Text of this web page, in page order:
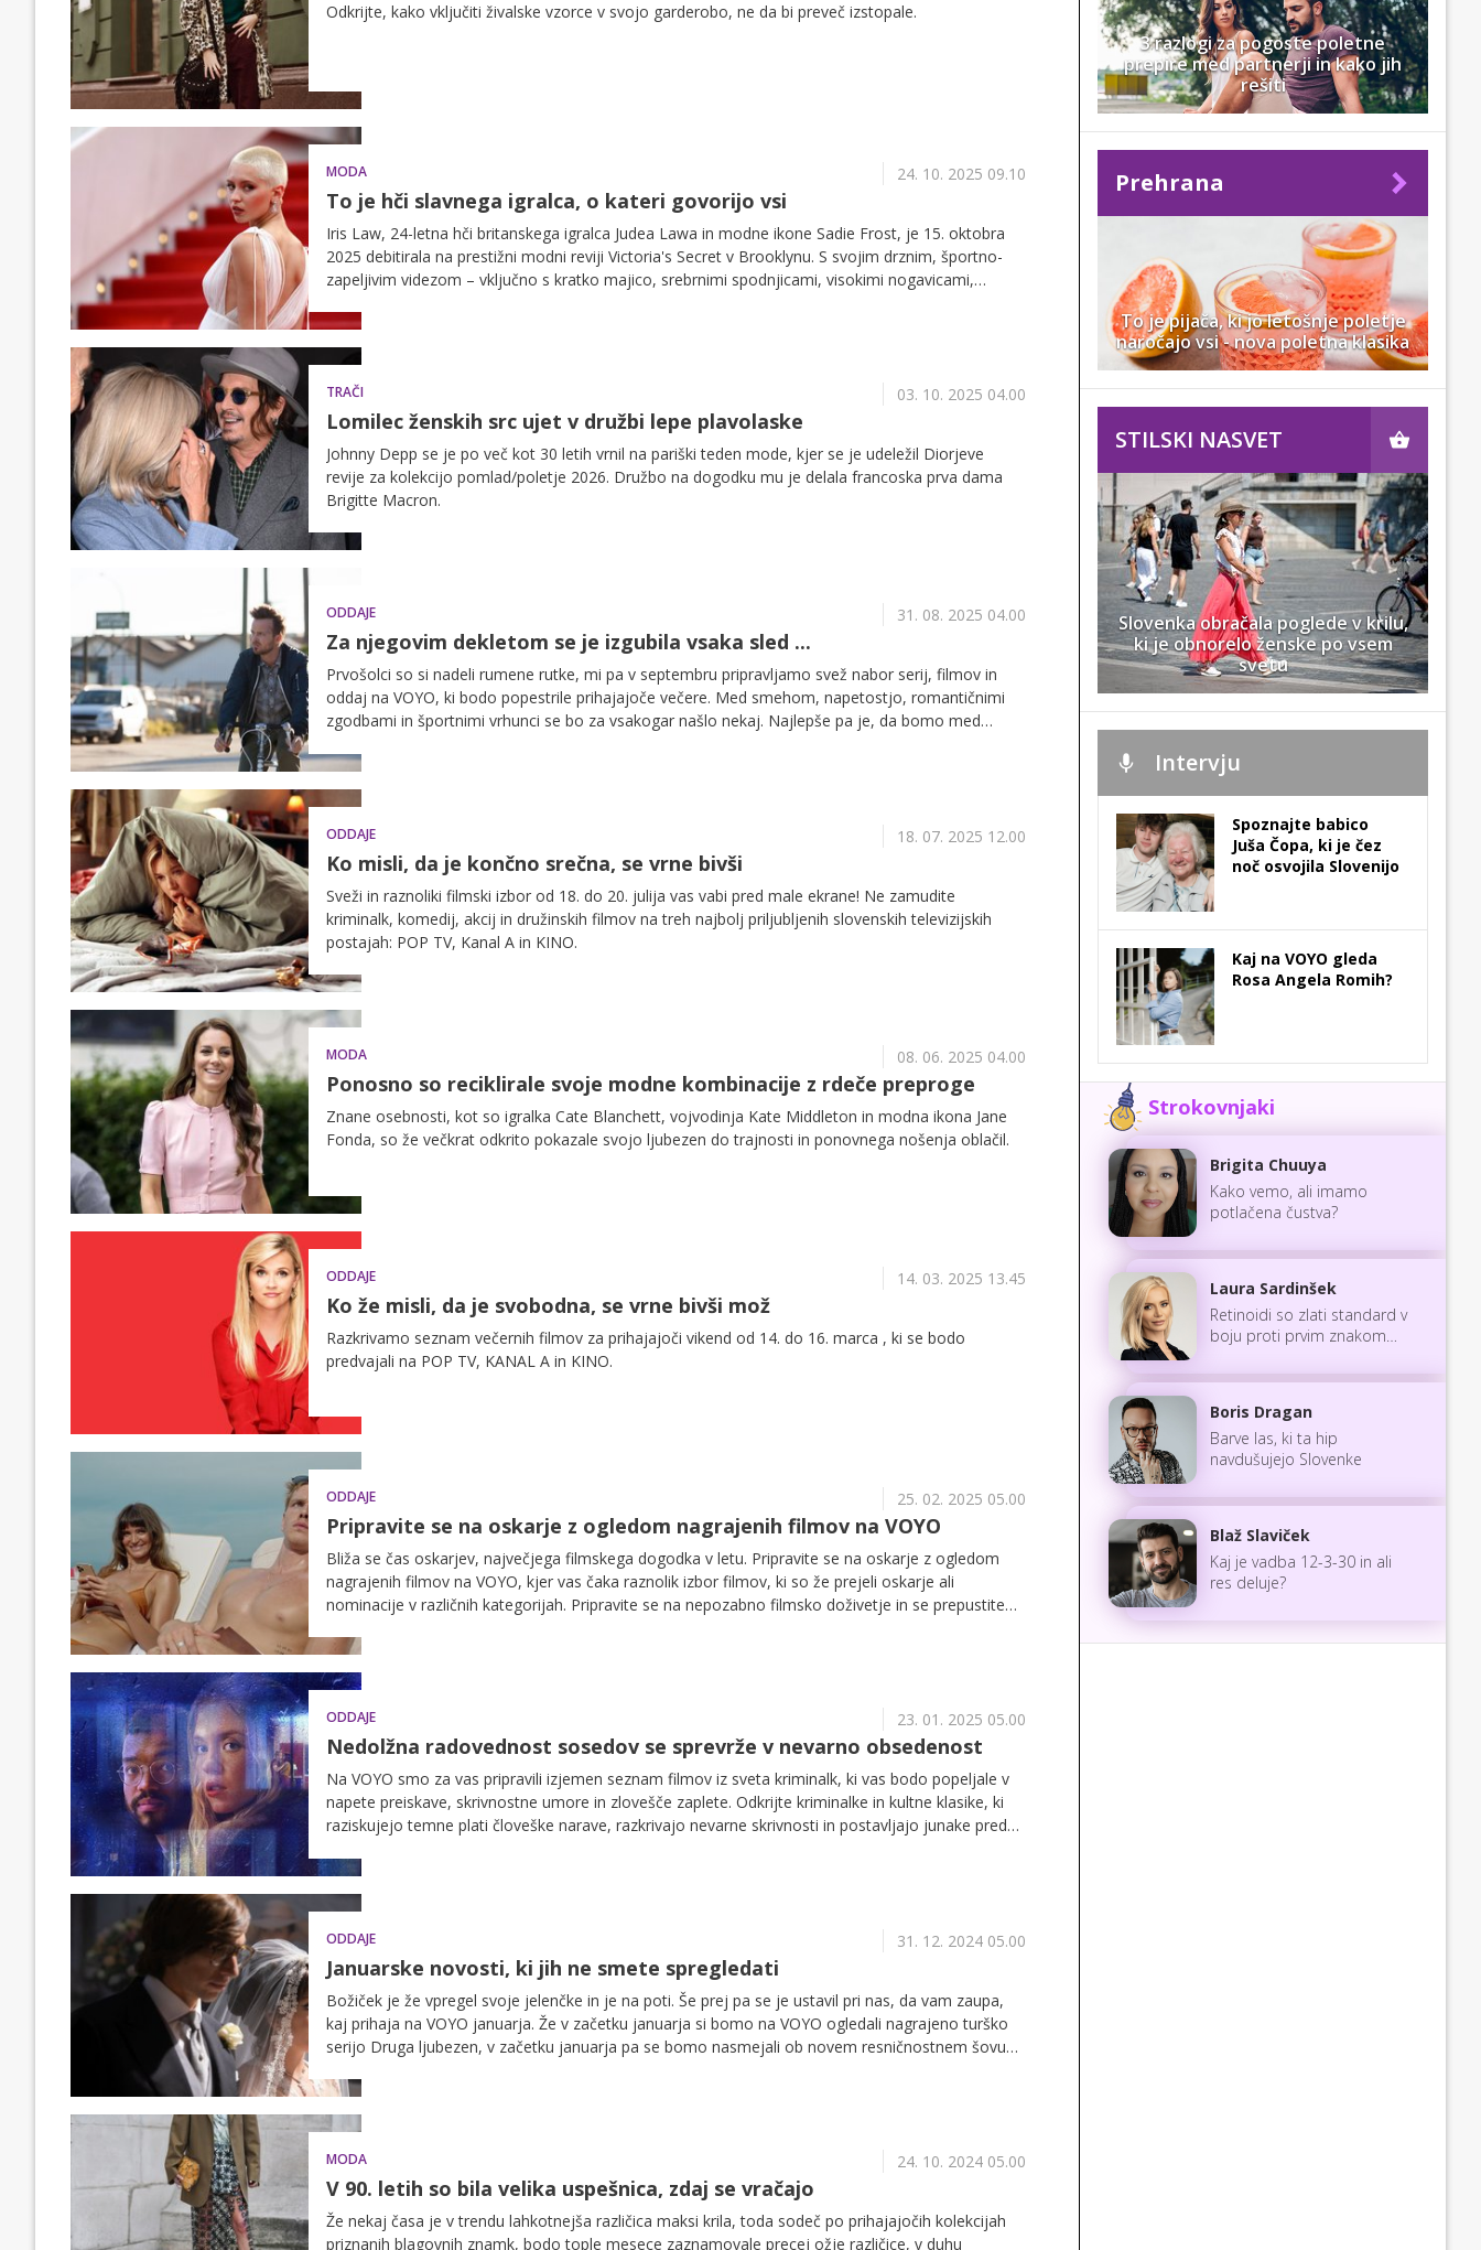
Odkrijte, kako vključiti živalske vzorce v svojo garderobo, ne da bi preveč izstopale.
MODA 24. 10. 2025 09.10
To je hči slavnega igralca, o kateri govorijo vsi
Iris Law, 24-letna hči britanskega igralca Judea Lawa in modne ikone Sadie Frost, je 15. oktobra
2025 debitirala na prestižni modni reviji Victoria's Secret v Brooklynu. S svojim drznim, športno-
zapeljivim videzom – vključno s kratko majico, srebrnimi spodnjicami, visokimi nogavicami,
TRAČI 03. 10. 2025 04.00
Lomilec ženskih src ujet v družbi lepe plavolaske
Johnny Depp se je po več kot 30 letih vrnil na pariški teden mode, kjer se je udeležil Diorjeve
revije za kolekcijo pomlad/poletje 2026. Družbo na dogodku mu je delala francoska prva dama
Brigitte Macron.
ODDAJE 31. 08. 2025 04.00
Za njegovim dekletom se je izgubila vsaka sled ...
Prvošolci so si nadeli rumene rutke, mi pa v septembru pripravljamo svež nabor serij, filmov in
oddaj na VOYO, ki bodo popestrile prihajajoče večere. Med smehom, napetostjo, romantičnimi
zgodbami in športnimi vrhunci se bo za vsakogar našlo nekaj. Najlepše pa je, da bomo med
ODDAJE 18. 07. 2025 12.00
Ko misli, da je končno srečna, se vrne bivši
Sveži in raznoliki filmski izbor od 18. do 20. julija vas vabi pred male ekrane! Ne zamudite
kriminalk, komedij, akcij in družinskih filmov na treh najbolj priljubljenih slovenskih televizijskih
postajah: POP TV, Kanal A in KINO.
MODA 08. 06. 2025 04.00
Ponosno so reciklirale svoje modne kombinacije z rdeče preproge
Znane osebnosti, kot so igralka Cate Blanchett, vojvodinja Kate Middleton in modna ikona Jane
Fonda, so že večkrat odkrito pokazale svojo ljubezen do trajnosti in ponovnega nošenja oblačil.
ODDAJE 14. 03. 2025 13.45
Ko že misli, da je svobodna, se vrne bivši mož
Razkrivamo seznam večernih filmov za prihajajoči vikend od 14. do 16. marca , ki se bodo
predvajali na POP TV, KANAL A in KINO.
ODDAJE 25. 02. 2025 05.00
Pripravite se na oskarje z ogledom nagrajenih filmov na VOYO
Bliža se čas oskarjev, največjega filmskega dogodka v letu. Pripravite se na oskarje z ogledom
nagrajenih filmov na VOYO, kjer vas čaka raznolik izbor filmov, ki so že prejeli oskarje ali
nominacije v različnih kategorijah. Pripravite se na nepozabno filmsko doživetje in se prepustite
ODDAJE 23. 01. 2025 05.00
Nedolžna radovednost sosedov se sprevrže v nevarno obsedenost
Na VOYO smo za vas pripravili izjemen seznam filmov iz sveta kriminalk, ki vas bodo popeljale v
napete preiskave, skrivnostne umore in zlovešče zaplete. Odkrijte kriminalke in kultne klasike, ki
raziskujejo temne plati človeške narave, razkrivajo nevarne skrivnosti in postavljajo junake pred
pogled prinaša novo razkritje.
ODDAJE 31. 12. 2024 05.00
Januarske novosti, ki jih ne smete spregledati
Božiček je že vpregel svoje jelenčke in je na poti. Še prej pa se je ustavil pri nas, da vam zaupa,
kaj prihaja na VOYO januarja. Že v začetku januarja si bomo na VOYO ogledali nagrajeno turško
serijo Druga ljubezen, v začetku januarja pa se bomo nasmejali ob novem resničnostnem šovu
recimo Hiša Gucci z Lady Gago v glavni vlogi, pa klasika Memento in drugi.
MODA 24. 10. 2024 05.00
V 90. letih so bila velika uspešnica, zdaj se vračajo
Že nekaj časa je v trendu lahkotnejša različica maksi krila, toda sodeč po prihajajočih kolekcijah
priznanih blagovnih znamk, bodo tople mesece zaznamovale precej ožje različice, v duhu
3 razlogi za pogoste poletne
prepire med partnerji in kako jih
rešiti
Prehrana
To je pijača, ki jo letošnje poletje
naročajo vsi - nova poletna klasika
STILSKI NASVET
Slovenka obračala poglede v krilu,
ki je obnorelo ženske po vsem
svetu
Intervju
Spoznajte babico
Juša Čopa, ki je čez
noč osvojila Slovenijo
Kaj na VOYO gleda
Rosa Angela Romih?
Strokovnjaki
Brigita Chuuya
Kako vemo, ali imamo
potlačena čustva?
Laura Sardinšek
Retinoidi so zlati standard v
boju proti prvim znakom
Boris Dragan
Barve las, ki ta hip
navdušujejo Slovenke
Blaž Slaviček
Kaj je vadba 12-3-30 in ali
res deluje?